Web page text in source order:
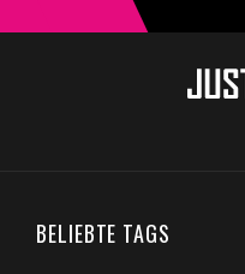
BELIEBTE TAGS